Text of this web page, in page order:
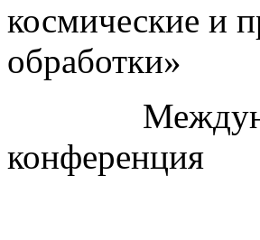
космические и
обработки»
конференция